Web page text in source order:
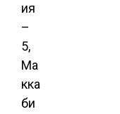
ия
–
5,
Ма
кка
би